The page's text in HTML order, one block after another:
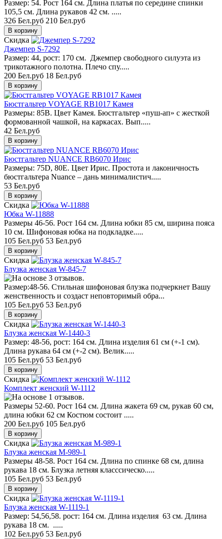
Размер: 54. Рост 164 см. Длина платья по середине спинки
105,5 см. Длина рукавов 42 см. .....
326 Бел.руб 210 Бел.руб
Скидка
Джемпер S-7292
Размер: 44, рост: 170 см. Джемпер свободного силуэта из
трикотажного полотна. Плечо спу.....
200 Бел.руб 18 Бел.руб
Бюстгальтер VOYAGE RB1017 Камея
Размеры: 85B. Цвет Камея. Бюстгальтер «пуш-ап» с жесткой
формованной чашкой, на каркасах. Вып.....
42 Бел.руб
Бюстгальтер NUANCE RB6070 Ирис
Размеры: 75D, 80E. Цвет Ирис. Простота и лаконичность
бюстгальтера Nuance – дань минималистич.....
53 Бел.руб
Скидка
Юбка W-11888
Размеры 46-56. Рост 164 см. Длина юбки 85 см, ширина пояса
10 см. Шифоновая юбка на подкладке.....
105 Бел.руб 53 Бел.руб
Скидка
Блузка женская W-845-7
Размер:48-56. Стильная шифоновая блузка подчеркнет Вашу
женственность и создаст неповторимый обра...
105 Бел.руб 53 Бел.руб
Скидка
Блузка женская W-1440-3
Размер: 48-56, рост: 164 см. Длина изделия 61 см (+-1 см).
Длина рукава 64 см (+-2 см). Велик.....
105 Бел.руб 53 Бел.руб
Скидка
Комплект женский W-1112
Размеры 52-60. Рост 164 см. Длина жакета 69 см, рукав 60 см,
длина юбки 62 см Костюм состоит .....
200 Бел.руб 105 Бел.руб
Скидка
Блузка женская M-989-1
Размеры 48-58. Рост 164 см. Длина по спинке 68 см, длина
рукава 18 см. Блузка летняя класссическо.....
105 Бел.руб 53 Бел.руб
Скидка
Блузка женская W-1119-1
Размер: 54,56,58. рост: 164 см. Длина изделия 63 см. Длина
рукава 18 см. .....
102 Бел.руб 53 Бел.руб